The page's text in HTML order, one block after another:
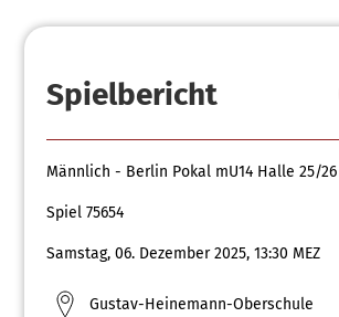
Spielbericht
Männlich - Berlin Pokal mU14 Halle 25/26
Spiel 75654
Samstag, 06. Dezember 2025, 13:30 MEZ
Gustav-Heinemann-Oberschule